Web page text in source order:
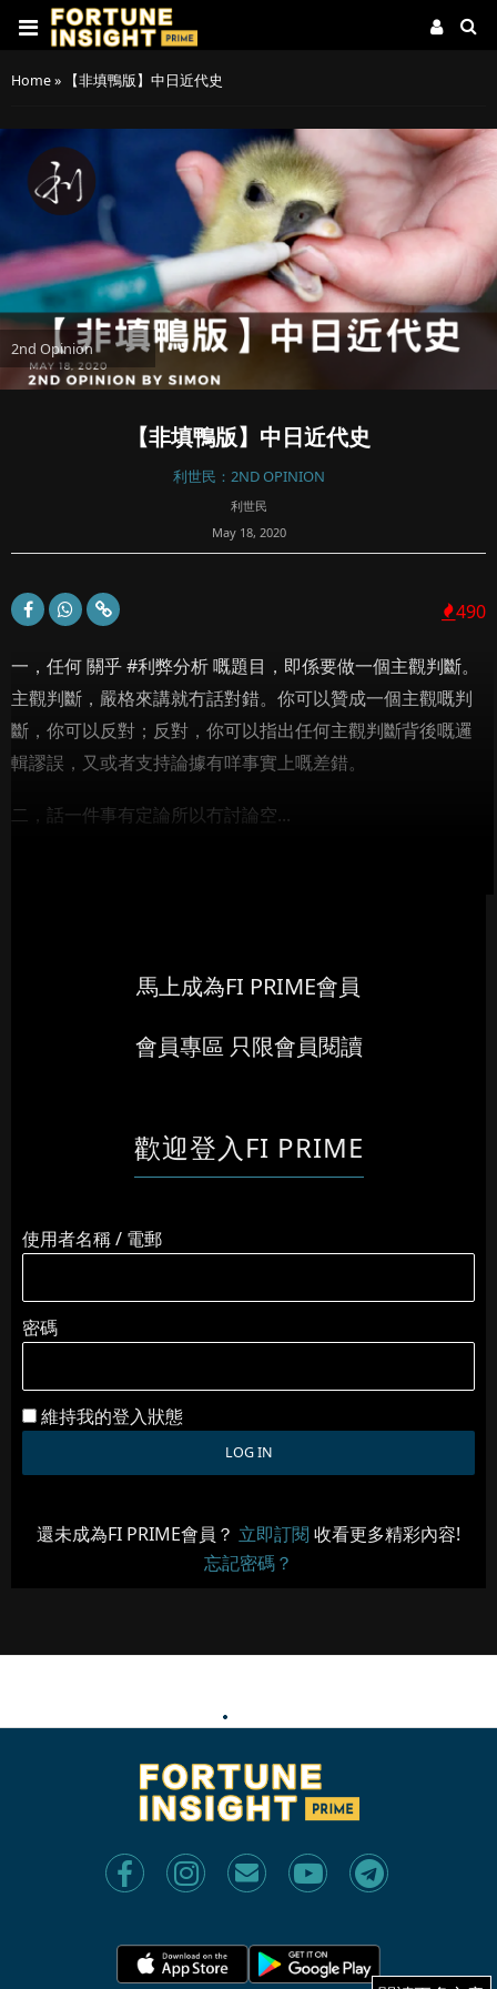
Home» 【非填鴨版】中日近代史
2nd Opinion
【非填鴨版】中日近代史
利世民：2ND OPINION
利世民
May 18, 2020
490
一，任何 關乎 #利弊分析 嘅題目，即係要做一個主觀判斷。
主觀判斷，嚴格來講就冇話對錯。你可以贊成一個主觀嘅判
斷，你可以反對；反對，你可以指出任何主觀判斷背後嘅邏
輯謬誤，又或者支持論據有咩事實上嘅差錯。
二，話一件事有定論所以冇討論空...
馬上成為FI PRIME會員
會員專區 只限會員閱讀
歡迎登入FI PRIME
使用者名稱 / 電郵
密碼
維持我的登入狀態
還未成為FI PRIME會員？ 立即訂閱 收看更多精彩內容!
忘記密碼？
病毒與我們常在
病毒與我們常在